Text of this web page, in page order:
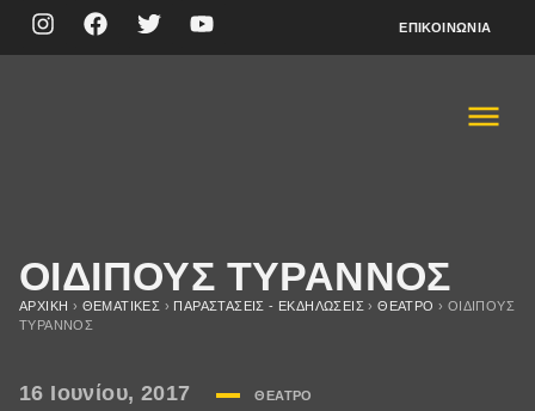
ΕΠΙΚΟΙΝΩΝΊΑ
ΟΙΔΙΠΟΥΣ ΤΥΡΑΝΝΟΣ
ΑΡΧΙΚΉ › ΘΕΜΑΤΙΚΈΣ › ΠΑΡΑΣΤΆΣΕΙΣ - ΕΚΔΗΛΏΣΕΙΣ ›ΘΈΑΤΡΟ › ΟΙΔΙΠΟΥΣ
ΤΥΡΑΝΝΟΣ
16 Ιουνίου, 2017 ΘΈΑΤΡΟ